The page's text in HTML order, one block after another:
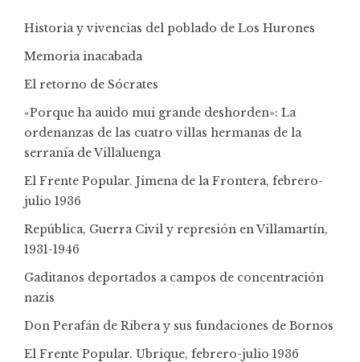
Historia y vivencias del poblado de Los Hurones
Memoria inacabada
El retorno de Sócrates
«Porque ha auido mui grande deshorden»: La
ordenanzas de las cuatro villas hermanas de la
serranía de Villaluenga
El Frente Popular. Jimena de la Frontera, febrero-
julio 1936
República, Guerra Civil y represión en Villamartín,
1931-1946
Gaditanos deportados a campos de concentración
nazis
Don Perafán de Ribera y sus fundaciones de Bornos
El Frente Popular. Ubrique, febrero-julio 1936